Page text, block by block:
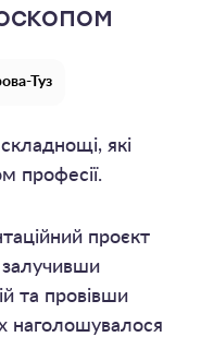
Туз
які
професії.
проєкт
залучивши
та провівши
наголошувалося